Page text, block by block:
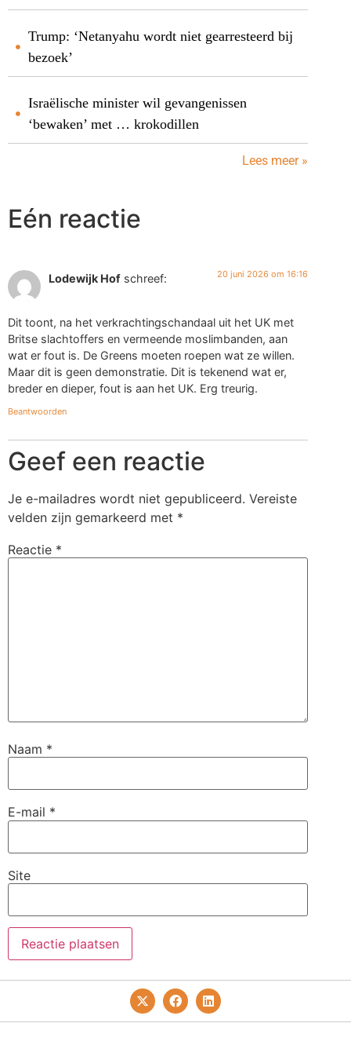
Trump: ‘Netanyahu wordt niet gearresteerd bij
bezoek’
Israëlische minister wil gevangenissen
‘bewaken’ met … krokodillen
Lees meer »
Eén reactie
Lodewijk Hof schreef: 20 juni 2026 om 16:16
Dit toont, na het verkrachtingschandaal uit het UK met
Britse slachtoffers en vermeende moslimbanden, aan
wat er fout is. De Greens moeten roepen wat ze willen.
Maar dit is geen demonstratie. Dit is tekenend wat er,
breder en dieper, fout is aan het UK. Erg treurig.
Beantwoorden
Geef een reactie
Je e-mailadres wordt niet gepubliceerd. Vereiste
velden zijn gemarkeerd met *
Reactie *
Naam *
E-mail *
Site